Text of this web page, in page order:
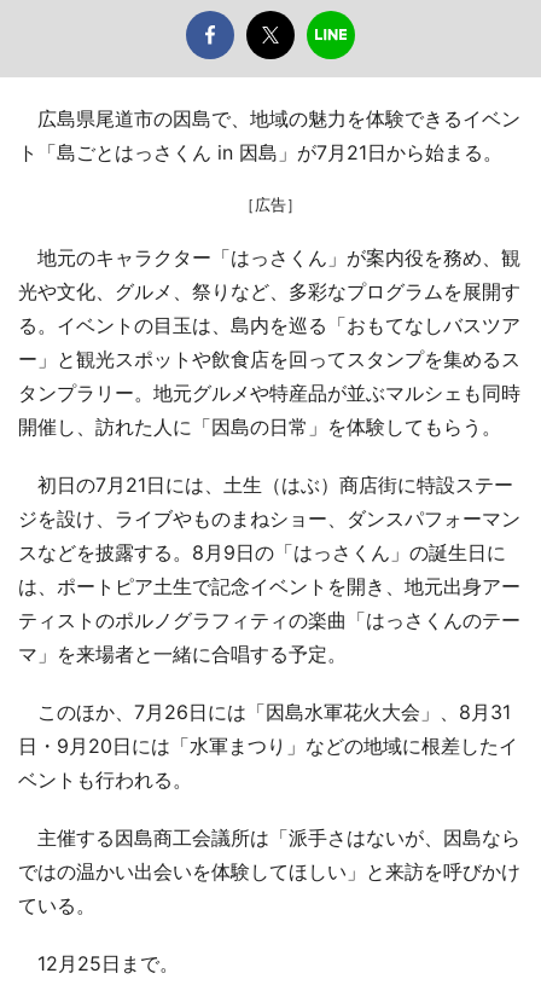
広島県尾道市の因島で、地域の魅力を体験できるイベン
ト「島ごとはっさくん in 因島」が7月21日から始まる。
［広告］
地元のキャラクター「はっさくん」が案内役を務め、観
光や文化、グルメ、祭りなど、多彩なプログラムを展開す
る。イベントの目玉は、島内を巡る「おもてなしバスツア
ー」と観光スポットや飲食店を回ってスタンプを集めるス
タンプラリー。地元グルメや特産品が並ぶマルシェも同時
開催し、訪れた人に「因島の日常」を体験してもらう。
初日の7月21日には、土生（はぶ）商店街に特設ステー
ジを設け、ライブやものまねショー、ダンスパフォーマン
スなどを披露する。8月9日の「はっさくん」の誕生日に
は、ポートピア土生で記念イベントを開き、地元出身アー
ティストのポルノグラフィティの楽曲「はっさくんのテー
マ」を来場者と一緒に合唱する予定。
このほか、7月26日には「因島水軍花火大会」、8月31
日・9月20日には「水軍まつり」などの地域に根差したイ
ベントも行われる。
主催する因島商工会議所は「派手さはないが、因島なら
ではの温かい出会いを体験してほしい」と来訪を呼びかけ
ている。
12月25日まで。